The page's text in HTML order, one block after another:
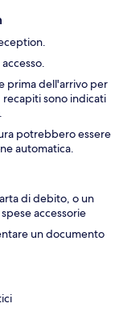
prima dell'arrivo per
sono indicati
potrebbero essere
automatica.
di debito, o un
accessorie
un documento